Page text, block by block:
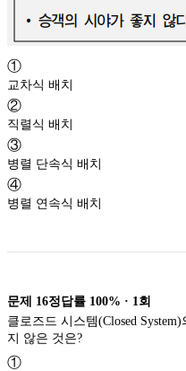
①
교차식 배치
②
직렬식 배치
③
병렬 단속식 배치
④
병렬 연속식 배치
문제 16정답률 100% · 1 회
클로즈드 시스템(Closed
지 않은 것은?
①